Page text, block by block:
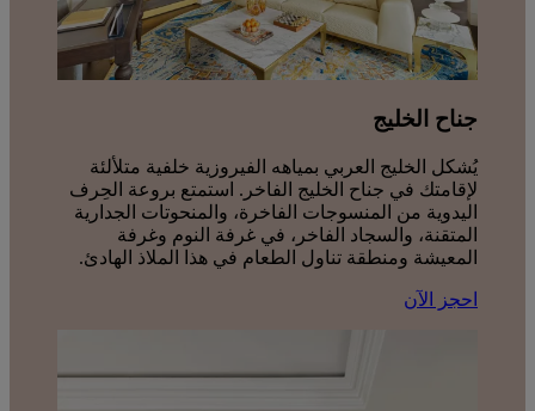
جناح الخليج
يُشكل الخليج العربي بمياهه الفيروزية خلفية متلألئة
لإقامتك في جناح الخليج الفاخر. استمتع بروعة الحِرف
اليدوية من المنسوجات الفاخرة، والمنحوتات الجدارية
المتقنة، والسجاد الفاخر، في غرفة النوم وغرفة
المعيشة ومنطقة تناول الطعام في هذا الملاذ الهادئ.
احجز الآن